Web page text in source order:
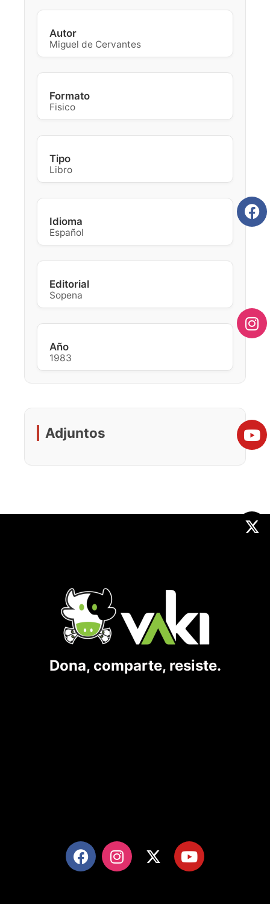
Autor
Miguel de Cervantes
Formato
Fisico
Tipo
Libro
Idioma
Español
Editorial
Sopena
Año
1983
Adjuntos
Dona, comparte, resiste.